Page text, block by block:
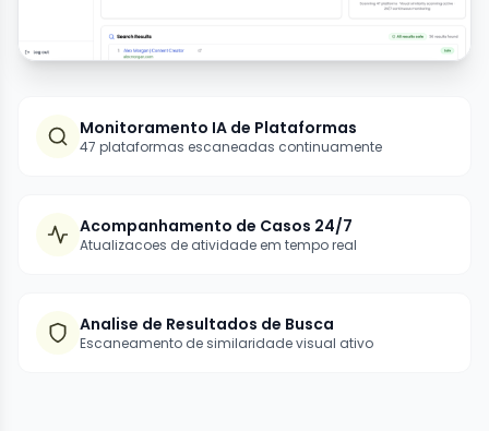
Monitoramento IA de Plataformas
47 plataformas escaneadas continuamente
Acompanhamento de Casos 24/7
Atualizacoes de atividade em tempo real
Analise de Resultados de Busca
Escaneamento de similaridade visual ativo